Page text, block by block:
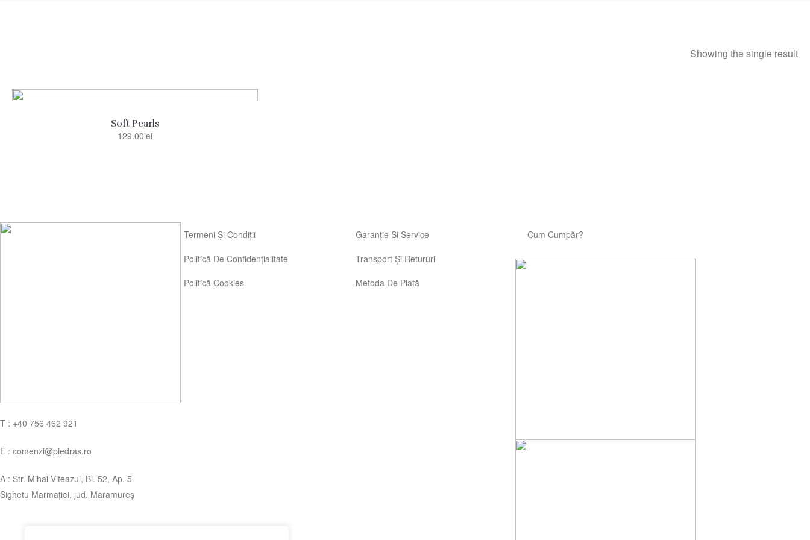
Showing the single result
Soft Pearls
129.00lei
T : +40 756 462 921
E : comenzi@piedras.ro
A : Str. Mihai Viteazul, Bl. 52, Ap. 5
Sighetu Marmației, jud. Maramureș
Termeni Și Condiții
Politică De Confidențialitate
Politică Cookies
Garanție Și Service
Transport Și Retururi
Metoda De Plată
Cum Cumpăr?